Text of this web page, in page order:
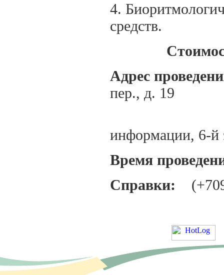
4.
средств.
Адрес
пер., д. 19
информации, 6-й
Время
Справки: